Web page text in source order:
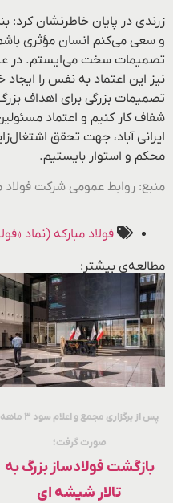
زرندی در پایان خاطرنشان
و سعی می‌کنم انسان مؤثری
تصمیمات سخت می‌ایستم. در عین‌
نیز این اعتماد به‌ نفس را ایجاد
تصمیمات بزرگی برای اهداف
شفاف کار کنیم و اعتماد
ایرانی آباد، جهت تحقق
محکم و استوار بایستیم.
منبع: روابط عمومی شرکت فولاد
فولاد مبارکه (نماد
مطالعه‌ی بیشتر:
پس از برگزاری مجمع و اعلام سود ۳ ماهه
صورت گرفت؛
بازگشت فولادساز بزرگ به
تالار شیشه ای